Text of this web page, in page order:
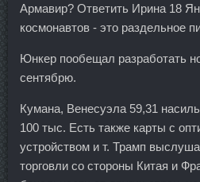
Армавир? Ответить Ирина 18
космонавтов - это раздельное
Юнкер пообещал разработать
сентябрю.
Кумана, Венесуэла 59,31
100 тыс. Есть также карты с
устройством и т. Трамп
торговли со стороны Китая и